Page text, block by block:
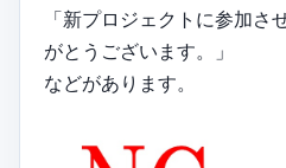
「新プロジェクトに参加さ
がとうございます。」
などがあります。